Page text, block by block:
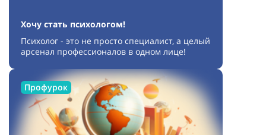
Хочу стать психологом!
Психолог - это не просто специалист, а целый
арсенал профессионалов в одном лице!
Профурок